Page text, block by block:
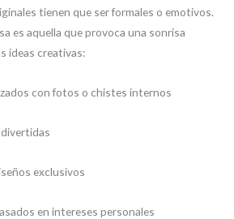
tienen que ser formales o emotivos.
es aquella que provoca una sonrisa
ideas creativas:
con fotos o chistes internos
exclusivos
en intereses personales